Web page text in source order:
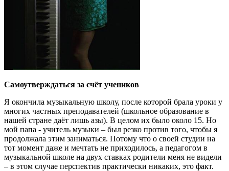
Самоутверждаться за счёт учеников
Я окончила музыкальную школу, после которой брала уроки у
многих частных преподавателей (школьное образование в
нашей стране даёт лишь азы). В целом их было около 15. Но
мой папа - учитель музыки – был резко против того, чтобы я
продолжала этим заниматься. Потому что о своей студии на
тот момент даже и мечтать не приходилось, а педагогом в
музыкальной школе на двух ставках родители меня не видели
– в этом случае перспектив практически никаких, это факт.